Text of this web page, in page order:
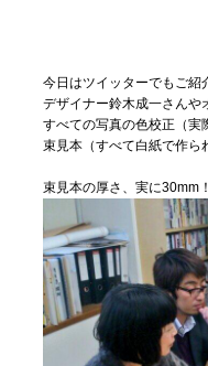
今日はツイッターでもご紹
デザイナー鈴木成一さんや
すべての写真の色校正（実
束見本（すべて白紙で作ら
束見本の厚さ、実に30mm